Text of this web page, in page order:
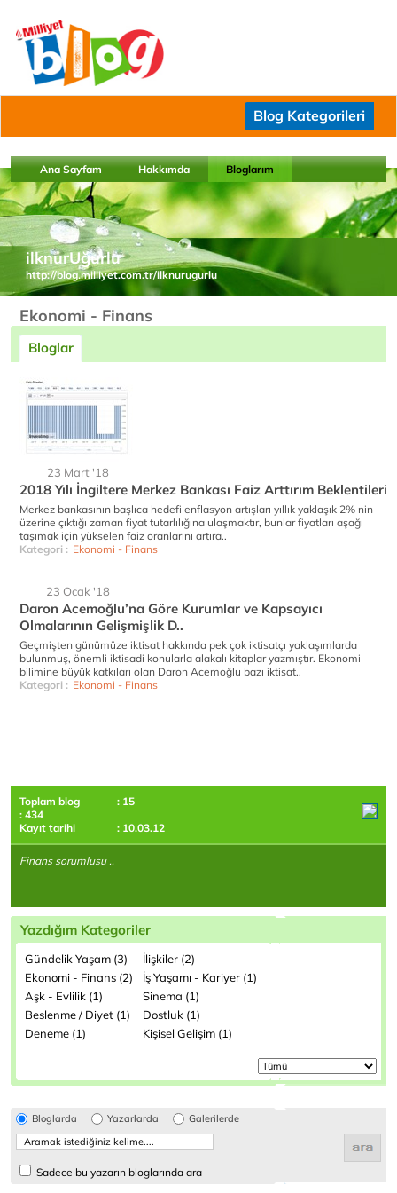
Blog Kategorileri
Ana Sayfam Hakkımda Bloglarım
ilknurUğurlu
http://blog.milliyet.com.tr/ilknurugurlu
Ekonomi - Finans
Bloglar
23 Mart '18
2018 Yılı İngiltere Merkez Bankası Faiz Arttırım Beklentileri
Merkez bankasının başlıca hedefi enflasyon artışları yıllık yaklaşık 2% nin
üzerine çıktığı zaman fiyat tutarlılığına ulaşmaktır, bunlar fiyatları aşağı
taşımak için yükselen faiz oranlarını artıra..
Kategori : Ekonomi - Finans
23 Ocak '18
Daron Acemoğlu’na Göre Kurumlar ve Kapsayıcı
Olmalarının Gelişmişlik D..
Geçmişten günümüze iktisat hakkında pek çok iktisatçı yaklaşımlarda
bulunmuş, önemli iktisadi konularla alakalı kitaplar yazmıştır. Ekonomi
bilimine büyük katkıları olan Daron Acemoğlu bazı iktisat..
Kategori : Ekonomi - Finans
Toplam blog
: 15
: 434
Kayıt tarihi
: 10.03.12
Finans sorumlusu ..
Yazdığım Kategoriler
Gündelik Yaşam (3)
İlişkiler (2)
Ekonomi - Finans (2)
İş Yaşamı - Kariyer (1)
Aşk - Evlilik (1)
Sinema (1)
Beslenme / Diyet (1)
Dostluk (1)
Deneme (1)
Kişisel Gelişim (1)
Bloglarda Yazarlarda Galerilerde
Sadece bu yazarın bloglarında ara